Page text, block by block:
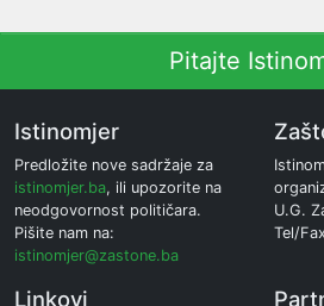
Pitajte
Istinomjer
Predložite nove sadržaje za
istinomjer.ba, ili upozorite na
neodgovornost političara.
Pišite nam na:
istinomjer@zastone.ba
U.G.
Tel/
Linkovi